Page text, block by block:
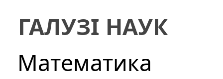
ГАЛУЗІ НАУК
Математика